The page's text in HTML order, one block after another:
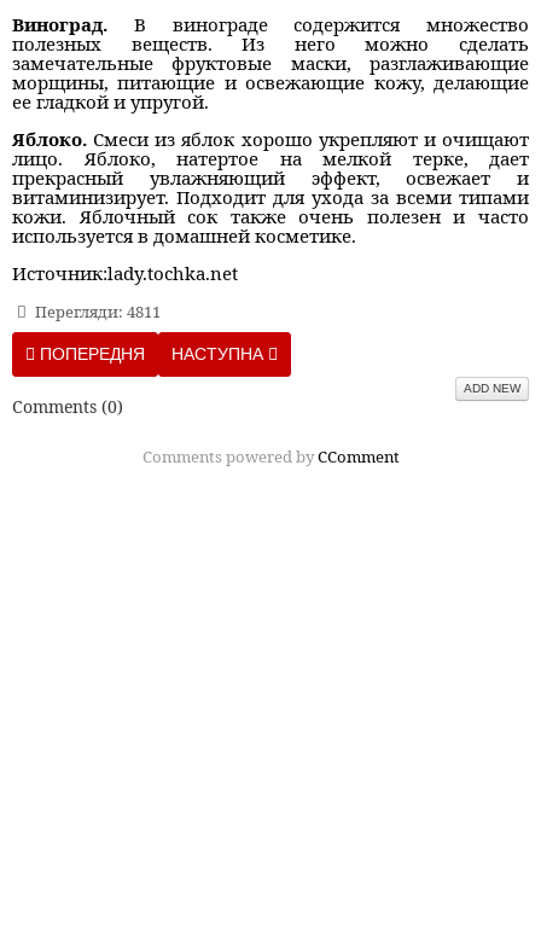
Виноград. В винограде содержится множество
полезных веществ. Из него можно сделать
замечательные фруктовые маски, разглаживающие
морщины, питающие и освежающие кожу, делающие
ее гладкой и упругой.
Яблоко. Смеси из яблок хорошо укрепляют и очищают
лицо. Яблоко, натертое на мелкой терке, дает
прекрасный увлажняющий эффект, освежает и
витаминизирует. Подходит для ухода за всеми типами
кожи. Яблочный сок также очень полезен и часто
используется в домашней косметике.
Источник:lady.tochka.net
Перегляди: 4811
ПОПЕРЕДНЯ СТАТТЯ: УХОД ЗА ВОЛОСАМИ В ЖАРУ: 8
ПОПЕРЕДНЯ НАСТУПНА СТАТТЯ: КОСМЕТИЧЕСКИЙ
НАСТУПНА
Comments (0)
ADD NEW
Comments powered byCComment